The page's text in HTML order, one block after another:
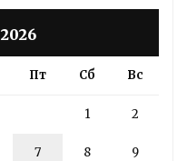
Пт Сб Вс
1 2
7 8 9